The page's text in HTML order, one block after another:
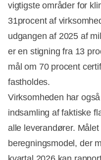
vigtigste områder for
31procent af
udgangen af 2025 af
er en stigning fra 13
mål om 70 procent
fastholdes.
Virksomheden har
indsamling af faktiske
alle leverandører.
beregningsmodel, der